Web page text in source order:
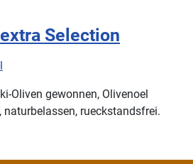
Selection
Oliven gewonnen, Olivenoel
naturbelassen, rueckstandsfrei.